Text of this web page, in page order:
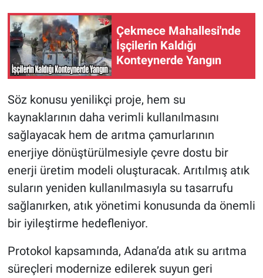
Çekmece Mahallesi'nde
İşçilerin Kaldığı
Konteynerde Yangın
Söz konusu yenilikçi proje, hem su
kaynaklarının daha verimli kullanılmasını
sağlayacak hem de arıtma çamurlarının
enerjiye dönüştürülmesiyle çevre dostu bir
enerji üretim modeli oluşturacak. Arıtılmış atık
suların yeniden kullanılmasıyla su tasarrufu
sağlanırken, atık yönetimi konusunda da önemli
bir iyileştirme hedefleniyor.
Protokol kapsamında, Adana’da atık su arıtma
süreçleri modernize edilerek suyun geri